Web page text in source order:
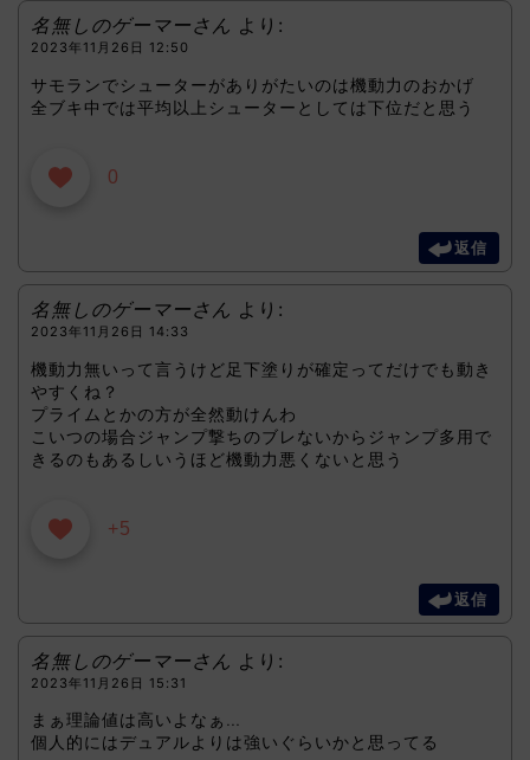
名無しのゲーマーさん より:
2023年11月26日 12:50
サモランでシューターがありがたいのは機動力のおかげ
全ブキ中では平均以上シューターとしては下位だと思う
0
返信
名無しのゲーマーさん より:
2023年11月26日 14:33
機動力無いって言うけど足下塗りが確定ってだけでも動き
やすくね？
プライムとかの方が全然動けんわ
こいつの場合ジャンプ撃ちのブレないからジャンプ多用で
きるのもあるしいうほど機動力悪くないと思う
+5
返信
名無しのゲーマーさん より:
2023年11月26日 15:31
まぁ理論値は高いよなぁ…
個人的にはデュアルよりは強いぐらいかと思ってる